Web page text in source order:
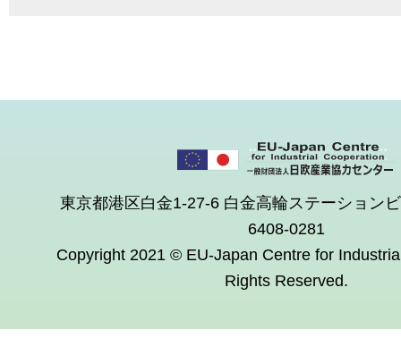
東京都港区白金1-27-6 白金高輪ステーション
6408-0281
Copyright 2021 © EU-Japan Centre for
Rights Reserved.